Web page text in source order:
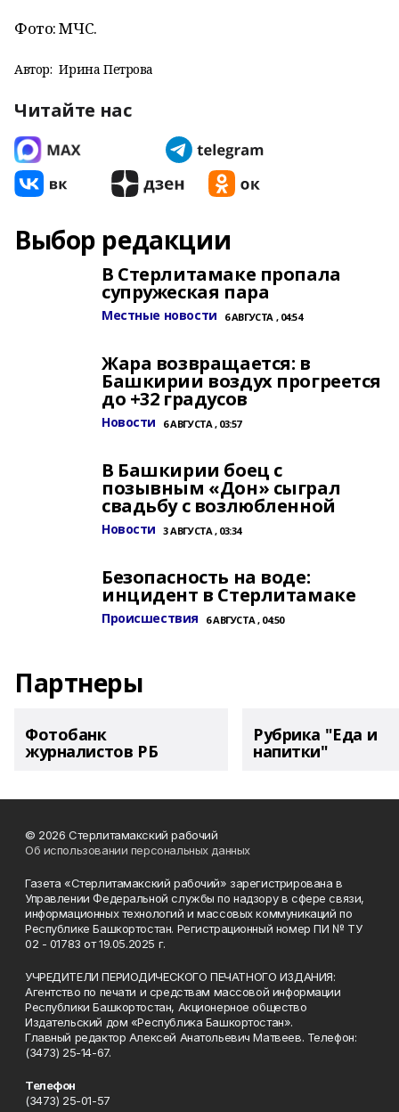
Фото: МЧС.
Автор: Ирина Петрова
Читайте нас
Выбор редакции
В Стерлитамаке пропала
супружеская пара
Местные новости 6 АВГУСТА , 04:54
Жара возвращается: в
Башкирии воздух прогреется
до +32 градусов
Новости 6 АВГУСТА , 03:57
В Башкирии боец с
позывным «Дон» сыграл
свадьбу с возлюбленной
Новости 3 АВГУСТА , 03:34
Безопасность на воде:
инцидент в Стерлитамаке
Происшествия 6 АВГУСТА , 04:50
Партнеры
Фотобанк
журналистов РБ
Рубрика "Еда и
напитки"
© 2026 Стерлитамакский рабочий
Об использовании персональных данных
Газета «Стерлитамакский рабочий» зарегистрирована в
Управлении Федеральной службы по надзору в сфере связи,
информационных технологий и массовых коммуникаций по
Республике Башкортостан. Регистрационный номер ПИ № ТУ
02 - 01783 от 19.05.2025 г.
УЧРЕДИТЕЛИ ПЕРИОДИЧЕСКОГО ПЕЧАТНОГО ИЗДАНИЯ:
Агентство по печати и средствам массовой информации
Республики Башкортостан, Акционерное общество
Издательский дом «Республика Башкортостан».
Главный редактор Алексей Анатольевич Матвеев. Телефон:
(3473) 25-14-67.
Телефон
(3473) 25-01-57